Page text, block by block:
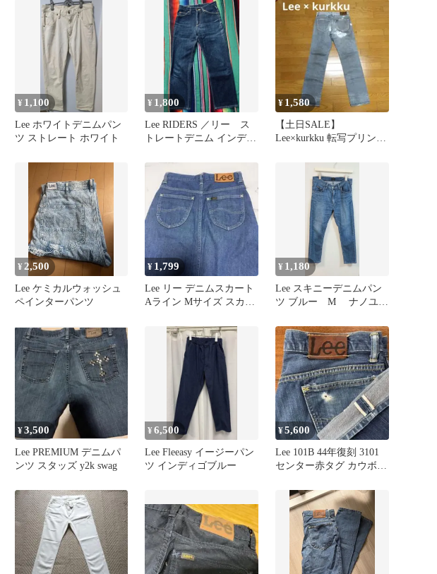
¥ 1,100
Lee ホワイトデニムパン
ツ ストレート ホワイト
¥ 1,800
Lee RIDERS ／リー ス
トレートデニム インディ
¥ 1,580
【土日SALE】
Lee×kurkku 転写プリント
¥ 2,500
Lee ケミカルウォッシュ
ペインターパンツ
¥ 1,799
Lee リー デニムスカート
Aライン Mサイズ スカー
¥ 1,180
Lee スキニーデニムパン
ツ ブルー M ナノユニ
¥3,500
Lee PREMIUM デニムパ
ンツ スタッズ y2k swag
¥6,500
Lee Fleeasy イージーパン
ツ インディゴブルー
¥5,600
Lee 101B 44年復刻 3101
センター赤タグ カウボー